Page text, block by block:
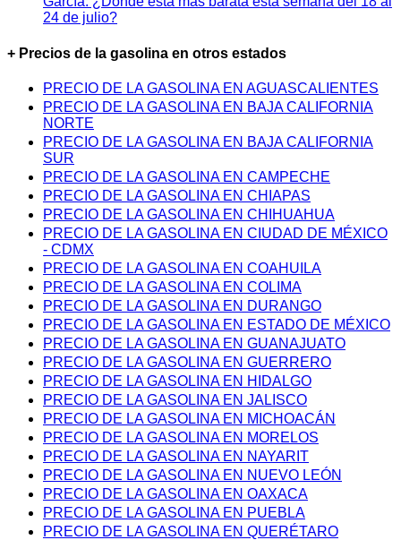
24 de julio?
+ Precios de la gasolina en otros estados
PRECIO DE LA GASOLINA EN AGUASCALIENTES
PRECIO DE LA GASOLINA EN BAJA CALIFORNIA
NORTE
PRECIO DE LA GASOLINA EN BAJA CALIFORNIA
SUR
PRECIO DE LA GASOLINA EN CAMPECHE
PRECIO DE LA GASOLINA EN CHIAPAS
PRECIO DE LA GASOLINA EN CHIHUAHUA
PRECIO DE LA GASOLINA EN CIUDAD DE MÉXICO
- CDMX
PRECIO DE LA GASOLINA EN COAHUILA
PRECIO DE LA GASOLINA EN COLIMA
PRECIO DE LA GASOLINA EN DURANGO
PRECIO DE LA GASOLINA EN ESTADO DE MÉXICO
PRECIO DE LA GASOLINA EN GUANAJUATO
PRECIO DE LA GASOLINA EN GUERRERO
PRECIO DE LA GASOLINA EN HIDALGO
PRECIO DE LA GASOLINA EN JALISCO
PRECIO DE LA GASOLINA EN MICHOACÁN
PRECIO DE LA GASOLINA EN MORELOS
PRECIO DE LA GASOLINA EN NAYARIT
PRECIO DE LA GASOLINA EN NUEVO LEÓN
PRECIO DE LA GASOLINA EN OAXACA
PRECIO DE LA GASOLINA EN PUEBLA
PRECIO DE LA GASOLINA EN QUERÉTARO